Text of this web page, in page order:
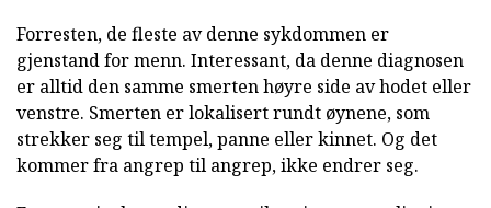
Forresten, de fleste av denne sykdommen er
gjenstand for menn. Interessant, da denne diagnosen
er alltid den samme smerten høyre side av hodet eller
venstre. Smerten er lokalisert rundt øynene, som
strekker seg til tempel, panne eller kinnet. Og det
kommer fra angrep til angrep, ikke endrer seg.